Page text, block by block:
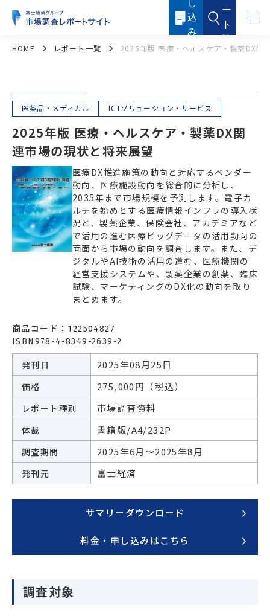
し
込
み
内
ー
ト
検
索
フード・フードサービス ヘルスケア
医薬品・メディカル 化粧品・トイレタリー
産業機器・制御機器 電子機器・電子部品
ICTソリューション・サービス ケミカル・マテリアル
エネルギー 環境・社会・インフラ
その他
HOME レポート一覧 2025年版 医療・ヘルスケア・製薬DX関
医薬品・メディカル ICTソリューション・サービス
2025年版 医療・ヘルスケア・製薬DX関
連市場の現状と将来展望
医療DX推進施策の動向と対応するベンダー
動向、医療施設動向を総合的に分析し、
2035年まで市場規模を予測します。電子カ
ルテを始めとする医療情報インフラの導入状
況と、製薬企業、保険会社、アカデミアなど
で活用の進む医療ビッグデータの活用動向の
両面から市場の動向を調査します。また、デ
ジタルやAI技術の活用の進む、医療機関の
経営支援システムや、製薬企業の創薬、臨床
試験、マーケティングのDX化の動向を取り
まとめます。
商品コード： 122504827
ISBN978-4-8349-2639-2
発刊日 2025年08月25日
価格 275,000円（税込）
レポート種別 市場調査資料
体裁 書籍版/A4/232P
調査期間 2025年6月～2025年8月
発刊元 富士経済
サマリーダウンロード
料金・申し込みはこちら
調査対象